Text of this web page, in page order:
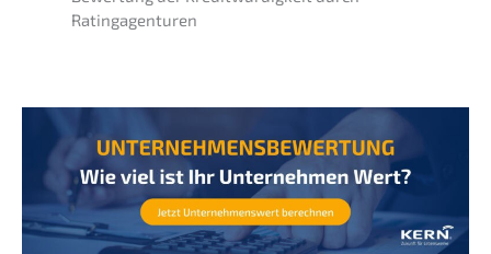
Ratingagenturen